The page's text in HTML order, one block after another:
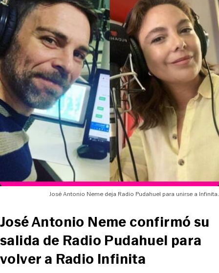
José Antonio Neme deja Radio Pudahuel para unirse a Infinita.
José Antonio Neme confirmó su
salida de Radio Pudahuel para
volver a Radio Infinita